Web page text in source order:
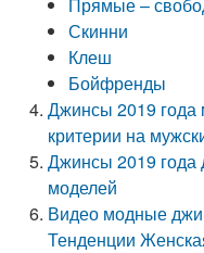
Скинни
Клеш
Бойфренды
Джинсы 2019
критерии на
Джинсы 2019 года
моделей
Видео модные
Тенденции